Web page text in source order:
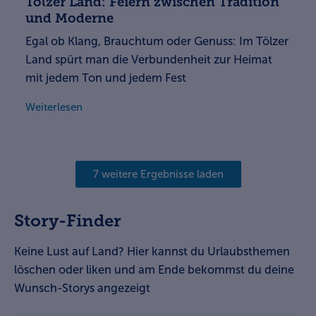
und Moderne
Egal ob Klang, Brauchtum oder Genuss: Im Tölzer
Land spürt man die Verbundenheit zur Heimat
mit jedem Ton und jedem Fest
Weiterlesen
7 weitere Ergebnisse laden
Story-Finder
Keine Lust auf Land? Hier kannst du Urlaubsthemen
löschen oder liken und am Ende bekommst du deine
Wunsch-Storys angezeigt